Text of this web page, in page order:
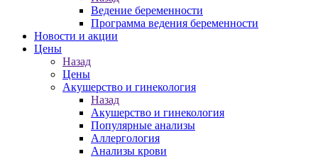
Ведение беременности
Программа ведения беременности
Новости и акции
Цены
Назад
Цены
Акушерство и гинекология
Назад
Акушерство и гинекология
Популярные анализы
Аллергология
Анализы крови